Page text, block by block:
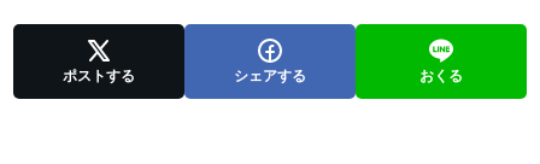
ポストする シェアする おくる